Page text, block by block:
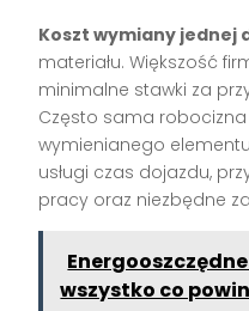
Koszt wymiany jednej
materiału. Większość
minimalne stawki za
Często sama
wymienianego
usługi czas dojazdu,
pracy oraz niezbędne
wszystko co